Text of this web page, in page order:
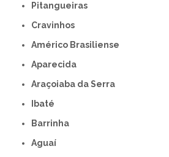
Pitangueiras
Cravinhos
Américo Brasiliense
Aparecida
Araçoiaba da Serra
Ibaté
Barrinha
Aguaí